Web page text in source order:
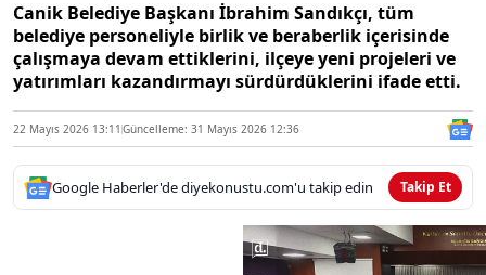
Canik Belediye Başkanı İbrahim Sandıkçı, tüm
belediye personeliyle birlik ve beraberlik içerisinde
çalışmaya devam ettiklerini, ilçeye yeni projeleri ve
yatırımları kazandırmayı sürdürdüklerini ifade etti.
22 Mayıs 2026 13:11 Güncelleme: 31 Mayıs 2026 12:36
Google Haberler'de diyekonustu.com'u takip edin Takip Et